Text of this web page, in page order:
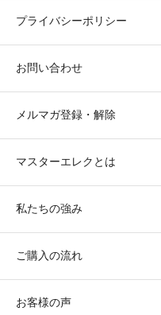
プライバシーポリシー
お問い合わせ
メルマガ登録・解除
マスターエレクとは
私たちの強み
ご購入の流れ
お客様の声